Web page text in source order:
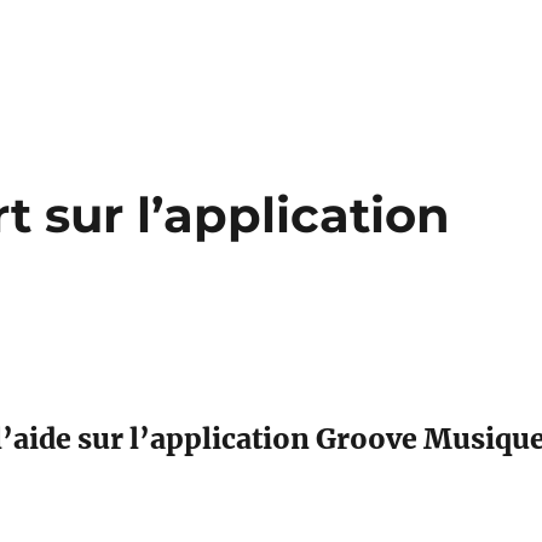
sur l’application
sur l’application Groove